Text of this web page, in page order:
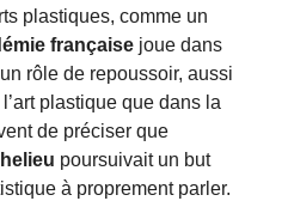
plastiques, comme un
française joue dans
rôle de repoussoir, aussi
plastique que dans la
de préciser que
poursuivait un but
à proprement parler.